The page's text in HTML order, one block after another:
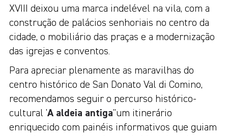
XVIII deixou uma marca indelével na vila, com a
construção de palácios senhoriais no centro da
cidade, o mobiliário das praças e a modernização
das igrejas e conventos.
Para apreciar plenamente as maravilhas do
centro histórico de San Donato Val di Comino,
recomendamos seguir o percurso histórico-
cultural 'A aldeia antiga"um itinerário
enriquecido com painéis informativos que guiam